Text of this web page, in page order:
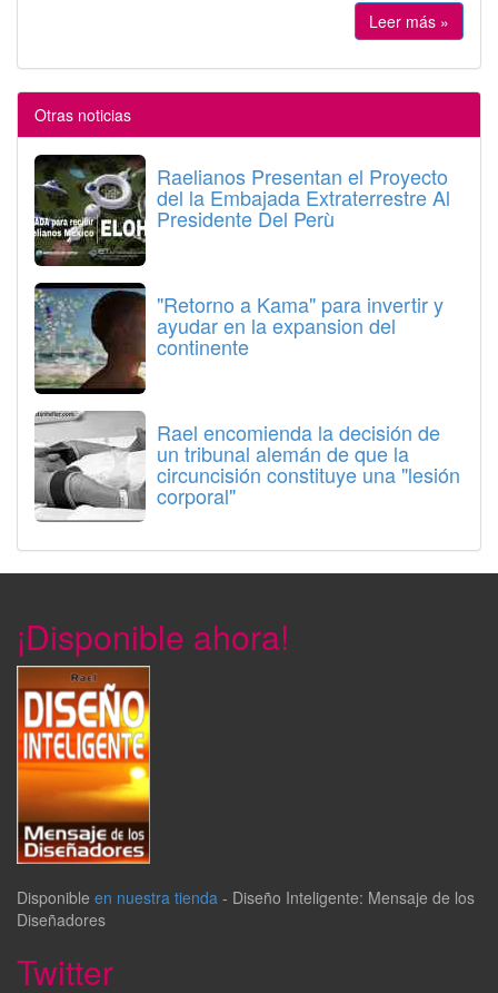
Leer más »
Otras noticias
Raelianos Presentan el Proyecto
del la Embajada Extraterrestre Al
Presidente Del Perù
"Retorno a Kama" para invertir y
ayudar en la expansion del
continente
Rael encomienda la decisión de
un tribunal alemán de que la
circuncisión constituye una "lesión
corporal"
¡Disponible ahora!
Disponible en nuestra tienda - Diseño Inteligente: Mensaje de los
Diseñadores
Twitter